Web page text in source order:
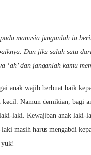
manusia janganlah ia
Dan jika salah satu
‘ah’ dan janganlah kamu
anak wajib berbuat baik
Namun demikian, bagi
laki. Kewajiban anak
masih harus mengabdi
yuk!